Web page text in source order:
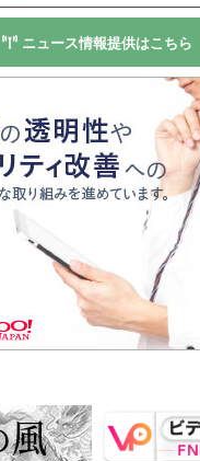
ニュース情報提供はこちら